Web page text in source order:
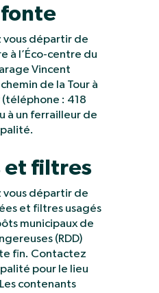
fonte
vous départir de
à l’Éco-centre du
Vincent
de la Tour à
: 418
à un ferrailleur de
et filtres
vous départir de
et filtres usagés
municipaux de
(RDD)
fin. Contactez
pour le lieu
contenants